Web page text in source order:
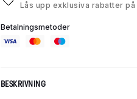
Lås upp exklusiva rabatter
Betalningsmetoder
BESKRIVNING